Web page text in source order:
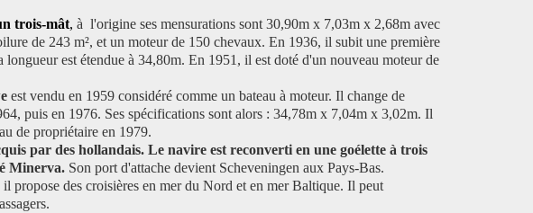
trois-mât, à l'origine ses mensurations sont 30,90m x 7,03m x 2,68m avec
de 243 m², et un moteur de 150 chevaux. En 1936, il subit une première
longueur est étendue à 34,80m. En 1951, il est doté d'un nouveau moteur de
est vendu en 1959 considéré comme un bateau à moteur. Il change de
puis en 1976. Ses spécifications sont alors : 34,78m x 7,04m x 3,02m. Il
de propriétaire en 1979.
par des hollandais. Le navire est reconverti en une goélette à trois
Minerva. Son port d'attache devient Scheveningen aux Pays-Bas.
propose des croisières en mer du Nord et en mer Baltique. Il peut